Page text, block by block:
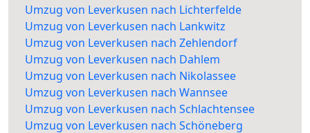
Umzug von Leverkusen nach Lichterfelde
Umzug von Leverkusen nach Lankwitz
Umzug von Leverkusen nach Zehlendorf
Umzug von Leverkusen nach Dahlem
Umzug von Leverkusen nach Nikolassee
Umzug von Leverkusen nach Wannsee
Umzug von Leverkusen nach Schlachtensee
Umzug von Leverkusen nach Schöneberg